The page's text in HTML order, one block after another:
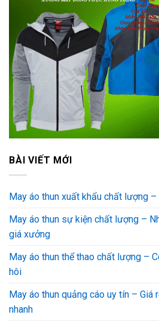
BÀI VIẾT MỚI
May áo thun xuất khẩu chất lượng –
May áo thun sự kiện chất lượng –
giá xưởng
May áo thun thể thao chất lượng –
hôi
May áo thun quảng cáo uy tín – Giá
nhanh